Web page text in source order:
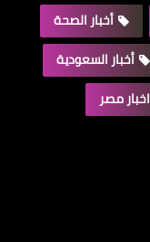
أخبار الصحة
أخبار السعودية
اخبار مصر